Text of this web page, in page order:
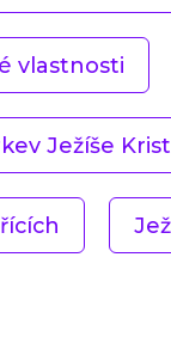
vlastnosti
Ježíše